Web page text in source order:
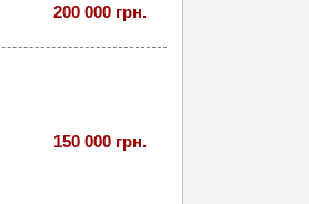
200 000 грн.
150 000 грн.